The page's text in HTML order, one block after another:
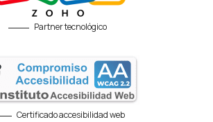
Partner tecnológico
Certificado accesibilidad web